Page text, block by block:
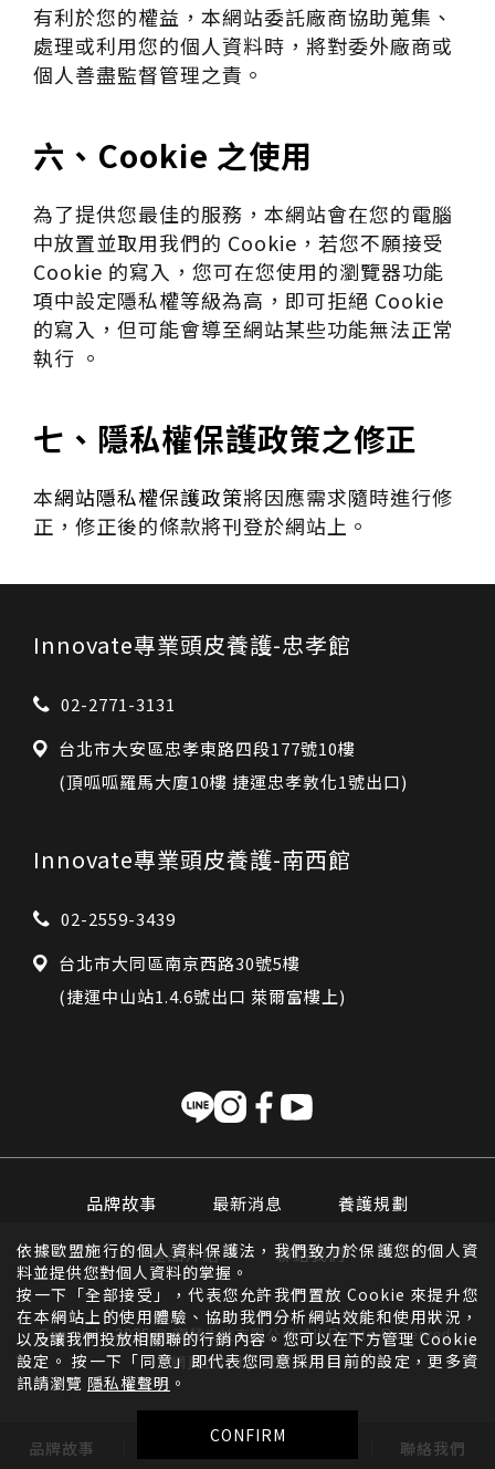
有利於您的權益，本網站委託廠商協助蒐集、
處理或利用您的個人資料時，將對委外廠商或
個人善盡監督管理之責。
六、Cookie 之使用
為了提供您最佳的服務，本網站會在您的電腦
中放置並取用我們的 Cookie，若您不願接受
Cookie 的寫入，您可在您使用的瀏覽器功能
項中設定隱私權等級為高，即可拒絕 Cookie
的寫入，但可能會導至網站某些功能無法正常
執行 。
七、隱私權保護政策之修正
本網站隱私權保護政策將因應需求隨時進行修
正，修正後的條款將刊登於網站上。
Innovate專業頭皮養護-忠孝館
02-2771-3131
台北市大安區忠孝東路四段177號10樓
(頂呱呱羅馬大廈10樓 捷運忠孝敦化1號出口)
Innovate專業頭皮養護-南西館
02-2559-3439
台北市大同區南京西路30號5樓
(捷運中山站1.4.6號出口 萊爾富樓上)
品牌故事 最新消息 養護規劃
產品介紹 聯絡我們
Copyright 2025 © 寶琴生技有限公司 All Rights Reserved.
網頁設計by覺醒設計
品牌故事 養護規劃 產品介紹 聯絡我們
依據歐盟施行的個人資料保護法，我們致力於保護您的個人資
料並提供您對個人資料的掌握。
按一下「全部接受」，代表您允許我們置放 Cookie 來提升您
在本網站上的使用體驗、協助我們分析網站效能和使用狀況，
以及讓我們投放相關聯的行銷內容。您可以在下方管理 Cookie
設定。 按一下「同意」即代表您同意採用目前的設定，更多資
訊請瀏覽 隱私權聲明 。
CONFIRM